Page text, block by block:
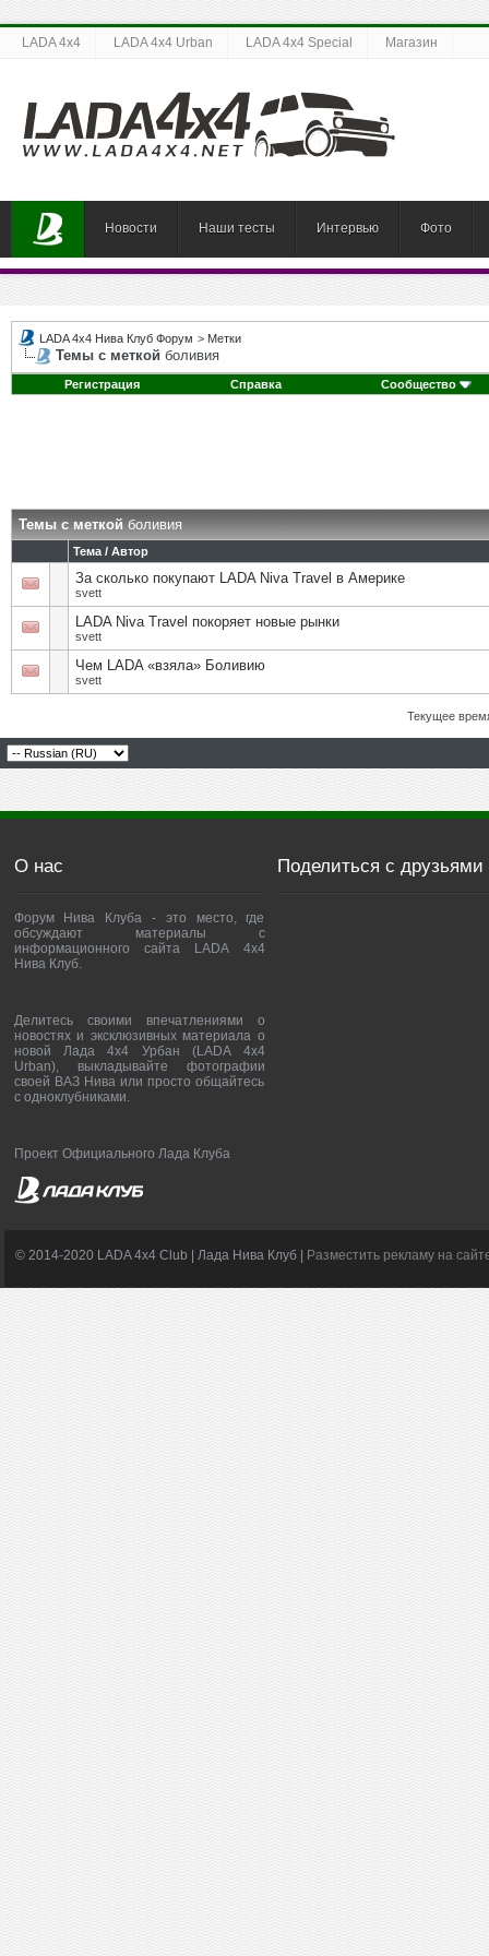
LADA 4x4 LADA 4x4 Urban LADA 4x4 Special Магазин
Новости Наши тесты Интервью Фото
LADA 4x4 Нива Клуб Форум > Метки
Темы с меткой боливия
Регистрация Справка Сообщество
Темы с меткойболивия
Тема / Автор
За сколько покупают LADA Niva Travel в Америке
svett
LADA Niva Travel покоряет новые рынки
svett
Чем LADA «взяла» Боливию
svett
Текущее
О нас
Форум Нива Клуба - это место, где
обсуждают материалы с
информационного сайта LADA 4x4
Нива Клуб.
Делитесь своими впечатлениями о
новостях и эксклюзивных материала о
новой Лада 4х4 Урбан (LADA 4x4
Urban), выкладывайте фотографии
своей ВАЗ Нива или просто общайтесь
с одноклубниками.
Проект Официального Лада Клуба
Поделиться с друзьями
© 2014-2020 LADA 4x4 Club | Лада Нива Клуб | Разместить рекламу на